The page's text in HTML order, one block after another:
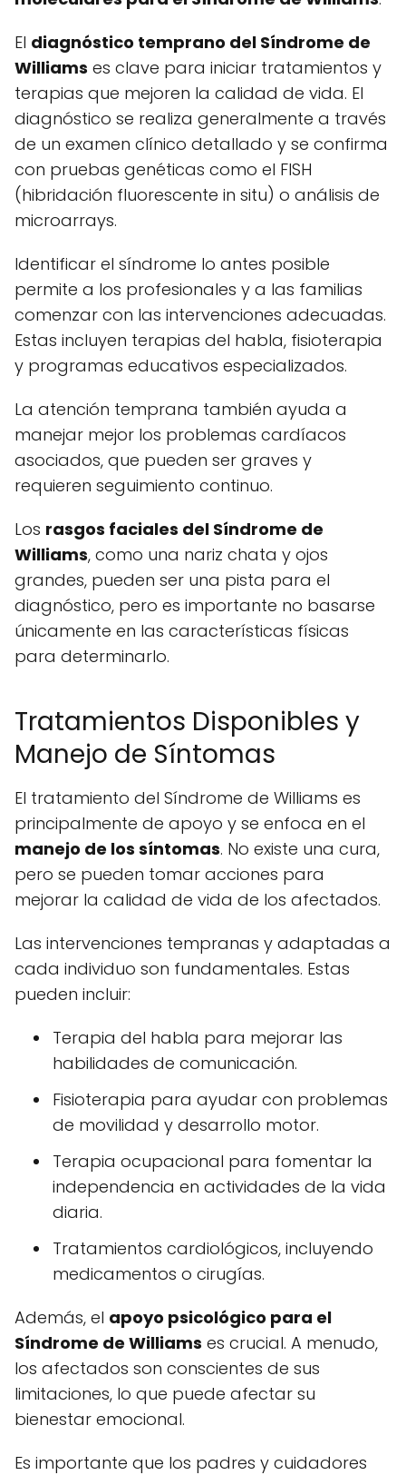
El diagnóstico temprano del Síndrome de
Williams es clave para iniciar tratamientos y
terapias que mejoren la calidad de vida. El
diagnóstico se realiza generalmente a través
de un examen clínico detallado y se confirma
con pruebas genéticas como el FISH
(hibridación fluorescente in situ) o análisis de
microarrays.
Identificar el síndrome lo antes posible
permite a los profesionales y a las familias
comenzar con las intervenciones adecuadas.
Estas incluyen terapias del habla, fisioterapia
y programas educativos especializados.
La atención temprana también ayuda a
manejar mejor los problemas cardíacos
asociados, que pueden ser graves y
requieren seguimiento continuo.
Los rasgos faciales del Síndrome de
Williams, como una nariz chata y ojos
grandes, pueden ser una pista para el
diagnóstico, pero es importante no basarse
únicamente en las características físicas
para determinarlo.
Tratamientos Disponibles y
Manejo de Síntomas
El tratamiento del Síndrome de Williams es
principalmente de apoyo y se enfoca en el
manejo de los síntomas. No existe una cura,
pero se pueden tomar acciones para
mejorar la calidad de vida de los afectados.
Las intervenciones tempranas y adaptadas a
cada individuo son fundamentales. Estas
pueden incluir:
Terapia del habla para mejorar las
habilidades de comunicación.
Fisioterapia para ayudar con problemas
de movilidad y desarrollo motor.
Terapia ocupacional para fomentar la
independencia en actividades de la vida
diaria.
Tratamientos cardiológicos, incluyendo
medicamentos o cirugías.
Además, el apoyo psicológico para el
Síndrome de Williams es crucial. A menudo,
los afectados son conscientes de sus
limitaciones, lo que puede afectar su
bienestar emocional.
Es importante que los padres y cuidadores